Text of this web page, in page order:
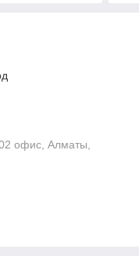
офис, Алматы,